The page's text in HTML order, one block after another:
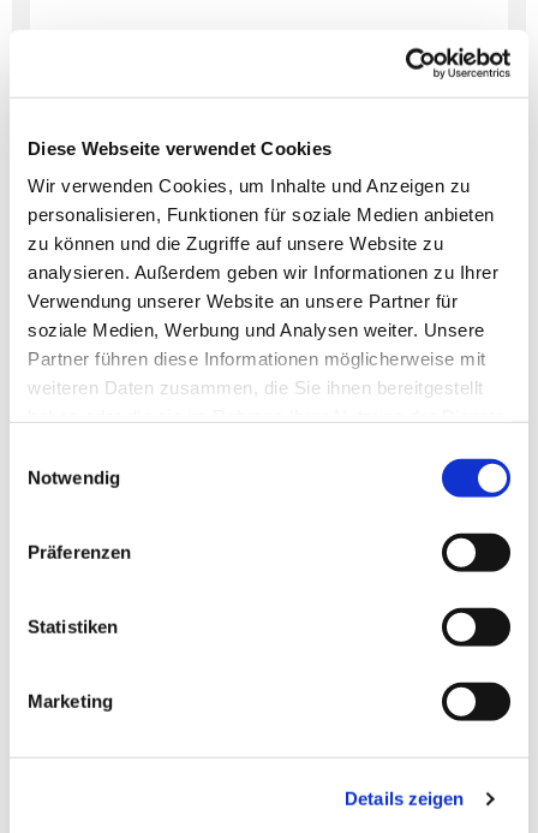
Diese Webseite verwendet Cookies
Wir verwenden Cookies, um Inhalte und Anzeigen zu
personalisieren, Funktionen für soziale Medien anbieten
zu können und die Zugriffe auf unsere Website zu
analysieren. Außerdem geben wir Informationen zu Ihrer
Verwendung unserer Website an unsere Partner für
soziale Medien, Werbung und Analysen weiter. Unsere
Partner führen diese Informationen möglicherweise mit
weiteren Daten zusammen, die Sie ihnen bereitgestellt
Notwendig
Präferenzen
Statistiken
Marketing
Details zeigen
Dies könnte Sie auch
interessieren